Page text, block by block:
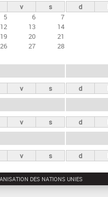
v
s
5 6
7
12 13
14
19 20
21
26 27
28
d
v s d
v s d
v s d
DES NATIONS UNIES